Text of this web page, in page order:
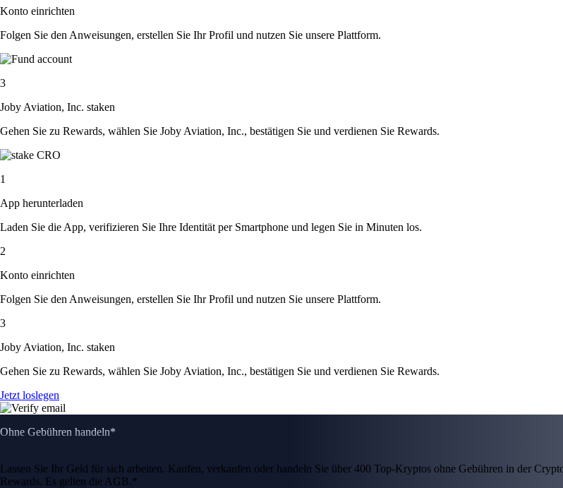
Konto einrichten
Folgen Sie den Anweisungen, erstellen Sie Ihr Profil und nutzen Sie unsere Plattform.
3
Joby Aviation, Inc. staken
Gehen Sie zu Rewards, wählen Sie Joby Aviation, Inc., bestätigen Sie und verdienen Sie Rewards.
1
App herunterladen
Laden Sie die App, verifizieren Sie Ihre Identität per Smartphone und legen Sie in Minuten los.
2
Konto einrichten
Folgen Sie den Anweisungen, erstellen Sie Ihr Profil und nutzen Sie unsere Plattform.
3
Joby Aviation, Inc. staken
Gehen Sie zu Rewards, wählen Sie Joby Aviation, Inc., bestätigen Sie und verdienen Sie Rewards.
Jetzt loslegen
Ohne Gebühren handeln*
Lassen Sie Ihr Geld für sich arbeiten. Kaufen, verkaufen oder handeln Sie über 400 Top-Kryptos ohne Gebühren in der
Rewards. Es gelten die AGB.*